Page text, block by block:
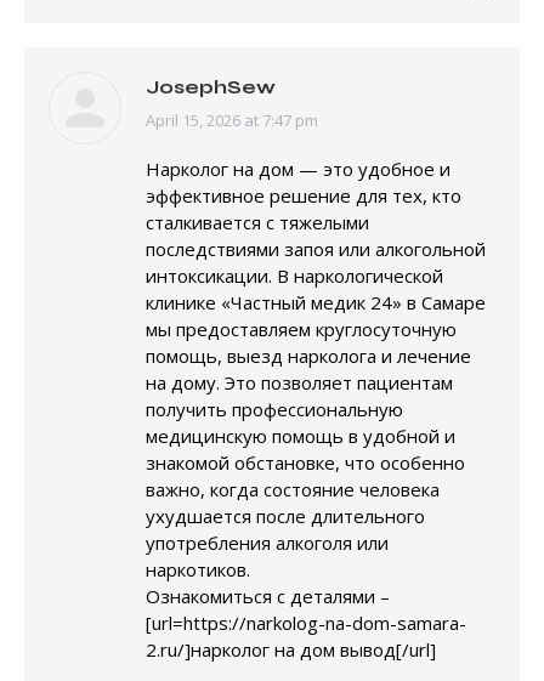
JosephSew
says:
April 15, 2026 at 7:47 pm
Нарколог на дом — это удобное и
эффективное решение для тех, кто
сталкивается с тяжелыми
последствиями запоя или алкогольной
интоксикации. В наркологической
клинике «Частный медик 24» в Самаре
мы предоставляем круглосуточную
помощь, выезд нарколога и лечение
на дому. Это позволяет пациентам
получить профессиональную
медицинскую помощь в удобной и
знакомой обстановке, что особенно
важно, когда состояние человека
ухудшается после длительного
употребления алкоголя или
наркотиков.
Ознакомиться с деталями –
[url=https://narkolog-na-dom-samara-
2.ru/]нарколог на дом вывод[/url]